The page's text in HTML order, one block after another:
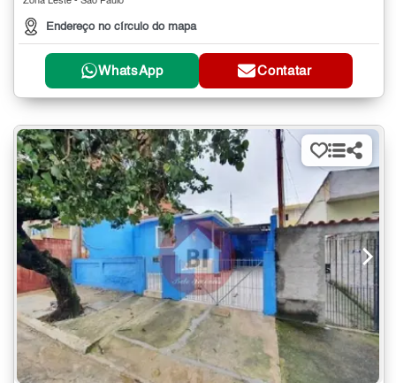
Endereço no círculo do mapa
WhatsApp Contatar